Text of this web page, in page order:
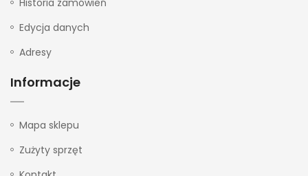
Historia zamówień
Edycja danych
Adresy
Informacje
Mapa sklepu
Zużyty sprzęt